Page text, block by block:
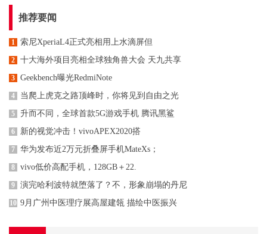
推荐要闻
1 索尼XperiaL4正式亮相用上水滴屏但
2 十大海外项目亮相全球独角兽大会 天九共享
3 Geekbench曝光RedmiNote
4 当爬上虎克之路顶峰时，你将见到自由之光
5 升而不同，全球首款5G游戏手机 腾讯黑鲨
6 新的视觉冲击！vivoAPEX2020搭
7 华为发布近2万元折叠屏手机MateXs；
8 vivo低价高配手机，128GB＋22.
9 演完哈利波特就堕落了？不，形象崩塌的丹尼
10 9月广州中医理疗展高屋建瓴 描绘中医振兴